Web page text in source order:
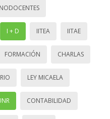
NODOCENTES
I + D IITEA IITAE
FORMACIÓN CHARLAS
LEY MICAELA
CONTABILIDAD